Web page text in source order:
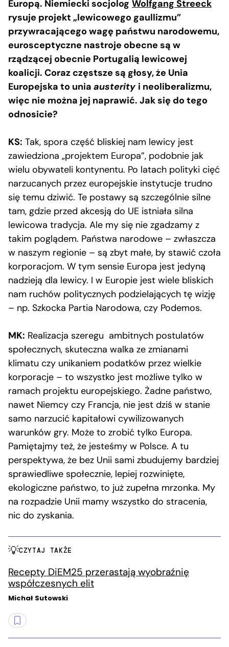
Europą. Niemiecki socjolog Wolfgang Streeck
rysuje projekt „lewicowego gaullizmu”
przywracającego wagę państwu narodowemu,
eurosceptyczne nastroje obecne są w
rządzącej obecnie Portugalią lewicowej
koalicji. Coraz częstsze są głosy, że Unia
Europejska to unia austerity i neoliberalizmu,
więc nie można jej naprawić. Jak się do tego
odnosicie?
KS: Tak, spora część bliskiej nam lewicy jest
zawiedziona „projektem Europa”, podobnie jak
wielu obywateli kontynentu. Po latach polityki cięć
narzucanych przez europejskie instytucje trudno
się temu dziwić. Te postawy są szczególnie silne
tam, gdzie przed akcesją do UE istniała silna
lewicowa tradycja. Ale my się nie zgadzamy z
takim poglądem. Państwa narodowe – zwłaszcza
w naszym regionie – są zbyt małe, by stawić czoła
korporacjom. W tym sensie Europa jest jedyną
nadzieją dla lewicy. I w Europie jest wiele bliskich
nam ruchów politycznych podzielających tę wizję
– np. Szkocka Partia Narodowa, czy Podemos.
MK: Realizacja szeregu ambitnych postulatów
społecznych, skuteczna walka ze zmianami
klimatu czy unikaniem podatków przez wielkie
korporacje – to wszystko jest możliwe tylko w
ramach projektu europejskiego. Żadne państwo,
nawet Niemcy czy Francja, nie jest dziś w stanie
samo narzucić kapitałowi cywilizowanych
warunków gry. Może to zrobić tylko Europa.
Pamiętajmy też, że jesteśmy w Polsce. A tu
perspektywa, że bez Unii sami zbudujemy bardziej
sprawiedliwe społecznie, lepiej rozwinięte,
ekologiczne państwo, to już zupełna mrzonka. My
na rozpadzie Unii mamy wszystko do stracenia,
nic do zyskania.
CZYTAJ TAKŻE
Recepty DiEM25 przerastają wyobraźnię
współczesnych elit
Michał Sutowski